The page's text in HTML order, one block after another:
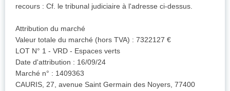
recours : Cf. le tribunal judiciaire à l'adresse ci-dessus.
Attribution du marché
Valeur totale du marché (hors TVA) : 7322127 €
LOT N° 1 - VRD - Espaces verts
Date d'attribution : 16/09/24
Marché n° : 1409363
CAURIS, 27, avenue Saint Germain des Noyers, 77400